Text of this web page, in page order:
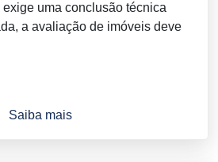
uma conclusão técnica
a avaliação de imóveis deve
Saiba mais